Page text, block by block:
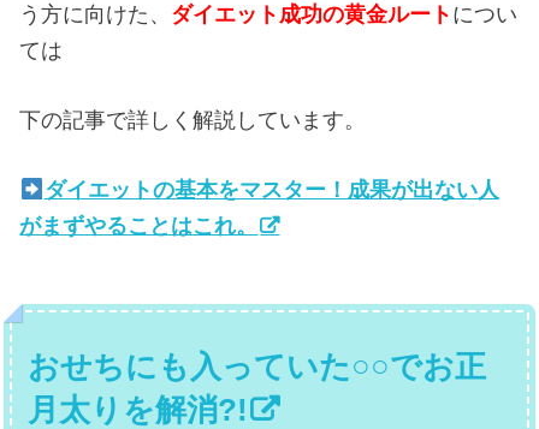
う方に向けた、 ダイエット成功の黄金ルート につい
ては
下の記事で詳しく解説しています。
ダイエットの基本をマスター！成果が出ない人
がまずやることはこれ。
おせちにも入っていた○○でお正
月太りを解消?!